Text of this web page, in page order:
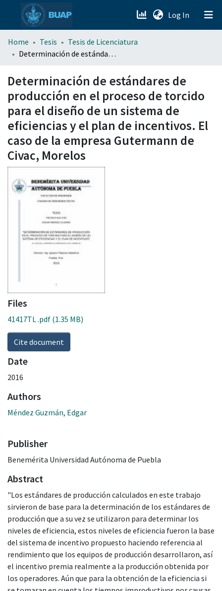
Log In (current)
menu.section.about_menu
Home Tesis
Tesis de Licenciatura
Determinación de estándares de producción en el proceso de torcido para el diseño de un sistema de eficiencias y el plan de incentivos. El caso de la empresa Gutermann de Civac, Morelos
Determinación de estándares de
producción en el proceso de torcido
para el diseño de un sistema de
eficiencias y el plan de incentivos. El
caso de la empresa Gutermann de
Civac, Morelos
Files
41417TL .pdf (1.35 MB)
Cite document
Date
2016
Authors
Méndez Guzmán, Edgar
Publisher
Benemérita Universidad Autónoma de Puebla
Abstract
"Los estándares de producción calculados en este trabajo
sirvieron de base para la determinación de los estándares de
producción que a su vez se utilizaron para determinar los
niveles de eficiencia, estos niveles de eficiencia fueron la base
del sistema de incentivo propuesto haciendo referencia al
rendimiento que los equipos de producción desarrollaron, así
el incentivo premia realmente a la producción obtenida por
los operadores. Aún que para la obtención de la eficiencia si